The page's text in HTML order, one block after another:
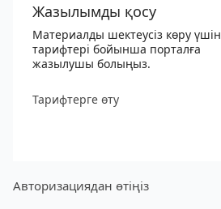
Жазылымды қосу
Материалды шектеусіз көру үшін
тарифтері бойынша порталға
жазылушы болыңыз.
Тарифтерге өту
Авторизациядан өтіңіз